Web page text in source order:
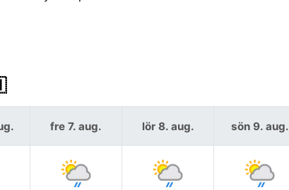
fre 7. aug. lör 8. aug. sön 9. aug.